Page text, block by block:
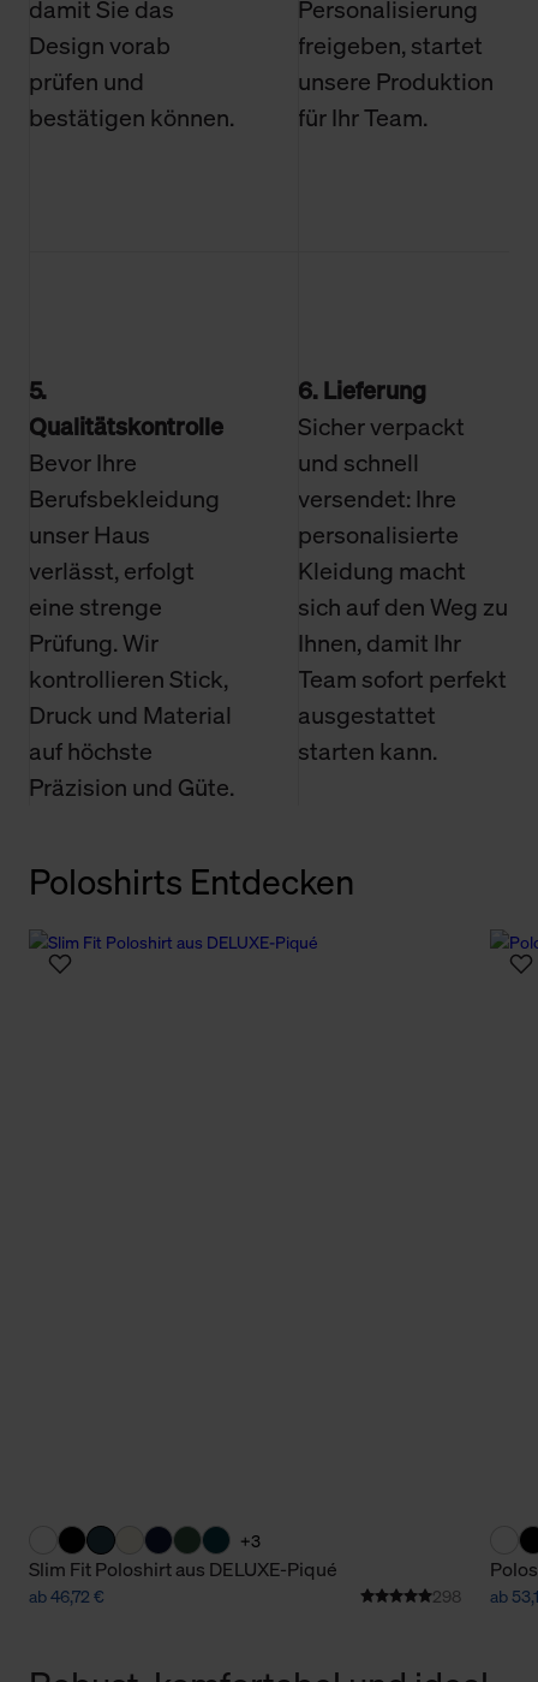
damit Sie das
Design vorab
prüfen und
bestätigen können.
Personalisierung
freigeben, startet
unsere Produktion
für Ihr Team.
5.
Qualitätskontrolle
Bevor Ihre
Berufsbekleidung
unser Haus
verlässt, erfolgt
eine strenge
Prüfung. Wir
kontrollieren Stick,
Druck und Material
auf höchste
Präzision und Güte.
6. Lieferung
Sicher verpackt
und schnell
versendet: Ihre
personalisierte
Kleidung macht
sich auf den Weg zu
Ihnen, damit Ihr
Team sofort perfekt
ausgestattet
starten kann.
Poloshirts Entdecken
+3
Slim Fit Poloshirt aus DELUXE-Piqué
ab 46,72 € 298 ab